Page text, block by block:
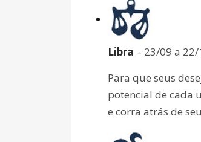
Libra – 23/09 a 22/
Para que seus
potencial de cada
e corra atrás de